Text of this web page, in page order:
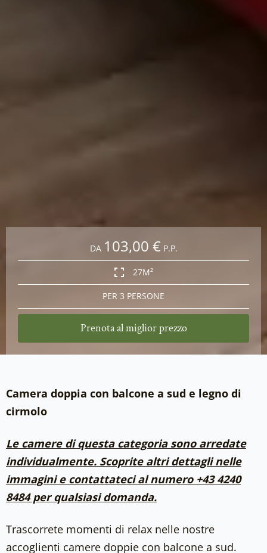
DA 103,00 € P.P.
27M²
PER 3 PERSONE
Prenota al miglior prezzo
Camera doppia con balcone a sud e legno di
cirmolo
Le camere di questa categoria sono arredate
individualmente. Scoprite altri dettagli nelle
immagini e contattateci al numero +43 4240
8484 per qualsiasi domanda.
Trascorrete momenti di relax nelle nostre
accoglienti camere doppie con balcone a sud.